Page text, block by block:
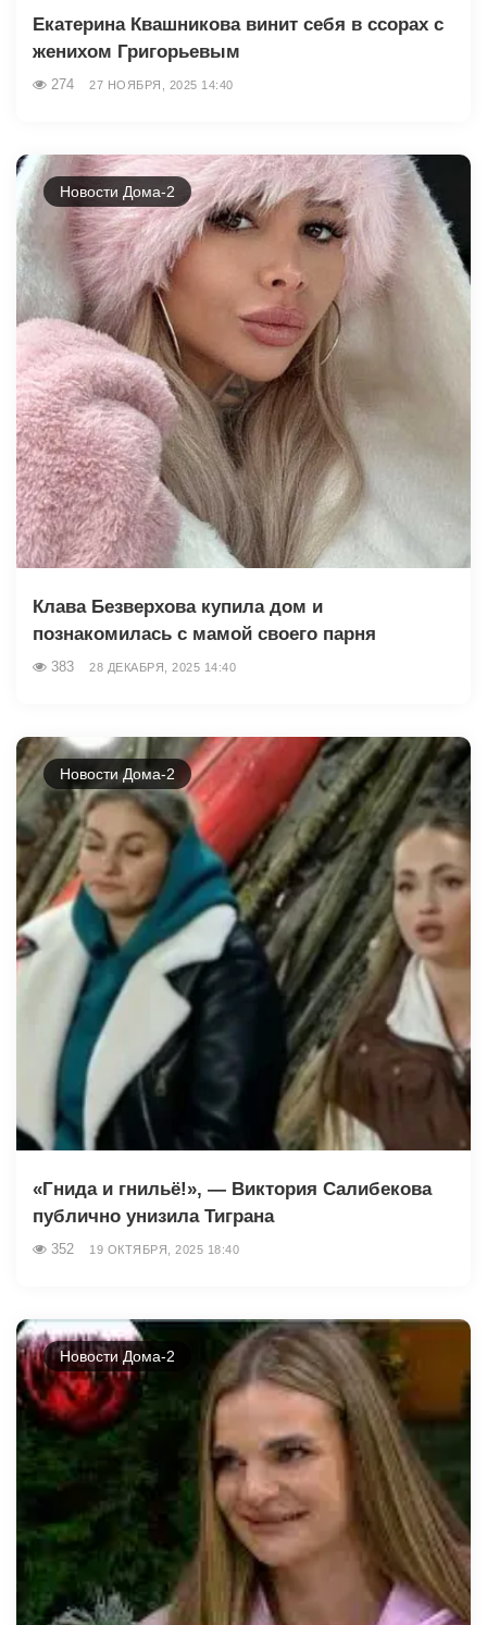
Екатерина Квашникова винит себя в ссорах с
женихом Григорьевым
274 27 НОЯБРЯ, 2025 14:40
Новости Дома-2
Клава Безверхова купила дом и
познакомилась с мамой своего парня
383 28 ДЕКАБРЯ, 2025 14:40
Новости Дома-2
«Гнида и гнильё!», — Виктория Салибекова
публично унизила Тиграна
352 19 ОКТЯБРЯ, 2025 18:40
Новости Дома-2